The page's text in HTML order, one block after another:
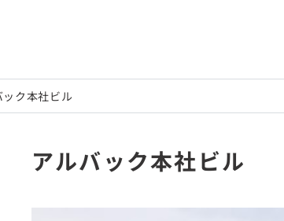
ック本社ビル
アルバック本社ビル